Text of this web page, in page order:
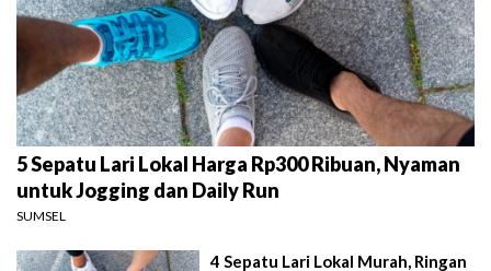
5 Sepatu Lari Lokal Harga Rp300 Ribuan, Nyaman
untuk Jogging dan Daily Run
SUMSEL
4 Sepatu Lari Lokal Murah, Ringan